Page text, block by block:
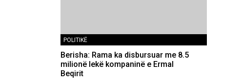
POLITIKË
Berisha: Rama ka disbursuar me 8.5
milionë lekë kompaninë e Ermal
Beqirit